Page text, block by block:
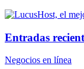
Entradas
Negocios en línea